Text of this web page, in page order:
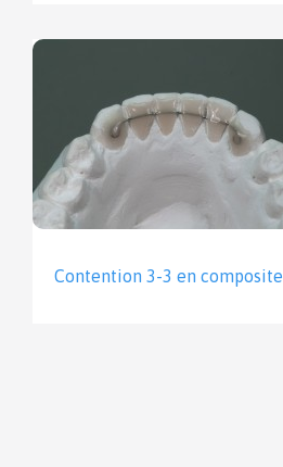
Contention 3-3 en composite